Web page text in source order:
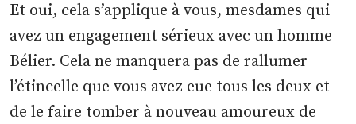
Et oui, cela s’applique à vous, mesdames qui
avez un engagement sérieux avec un homme
Bélier. Cela ne manquera pas de rallumer
l’étincelle que vous avez eue tous les deux et
de le faire tomber à nouveau amoureux de